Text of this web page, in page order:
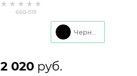
519 дерево и металл
660-519
2 020 руб.